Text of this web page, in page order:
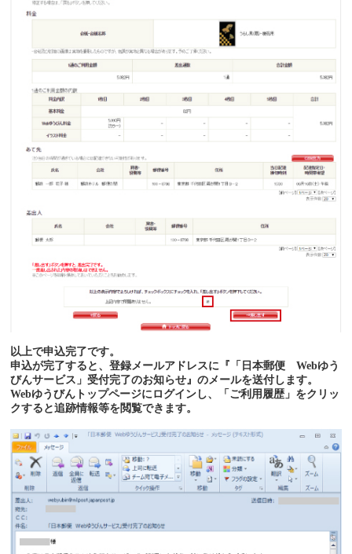
以上で申込完了です。
申込が完了すると、登録メールアドレスに『「日本郵便 Webゆう
びんサービス」受付完了のお知らせ』のメールを送付します。
Webゆうびんトップページにログインし、「ご利用履歴」をクリッ
クすると追跡情報等を閲覧できます。